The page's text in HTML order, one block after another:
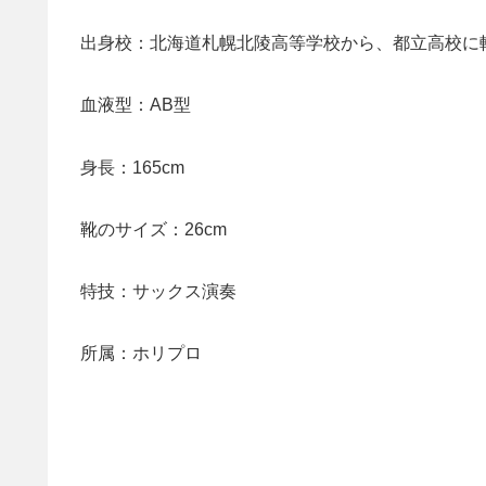
出身校：北海道札幌北陵高等学校から、都立高校に
血液型：AB型
身長：165cm
靴のサイズ：26cm
特技：サックス演奏
所属：ホリプロ